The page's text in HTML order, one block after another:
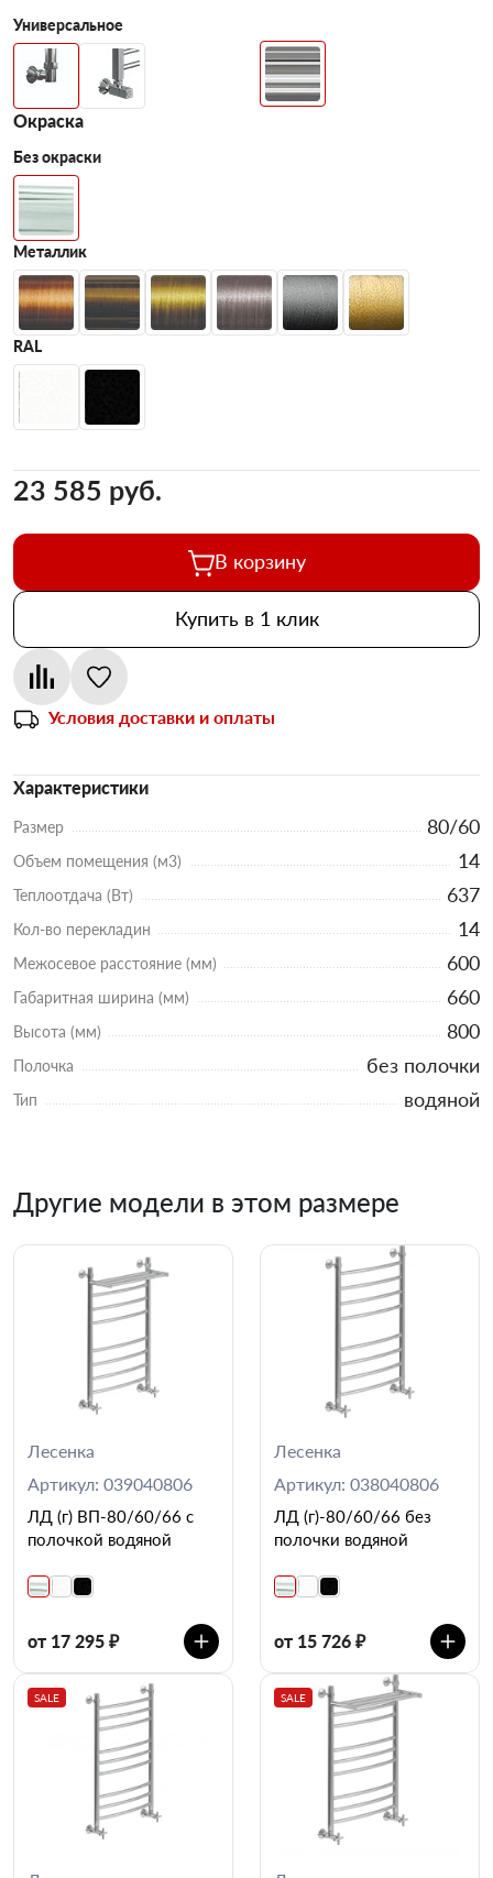
Универсальное
Окраска
Без окраски
Металлик
RAL
23 585 pуб.
В корзину
Купить в 1 клик
Условия доставки и оплаты
Характеристики
Размер 80/60
Объем помещения (м3) 14
Теплоотдача (Вт) 637
Кол-во перекладин 14
Межосевое расстояние (мм) 600
Габаритная ширина (мм) 660
Высота (мм) 800
Полочка без полочки
Тип водяной
Другие модели в этом размере
Лесенка
Артикул: 039040806
ЛД (г) ВП-80/60/66 с
полочкой водяной
от 17 295 ₽
Лесенка
Артикул: 038040806
ЛД (г)-80/60/66 без
полочки водяной
от 15 726 ₽
SALE SALE